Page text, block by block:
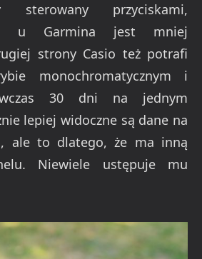
sterowany przyciskami,
u Garmina jest mniej
strony Casio też potrafi
monochromatycznym i
30 dni na jednym
lepiej widoczne są dane na
ale to dlatego, że ma inną
Niewiele ustępuje mu